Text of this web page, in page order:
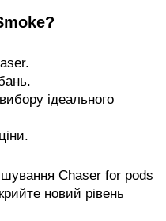
ідеального
Chaser for pods
новий рівень